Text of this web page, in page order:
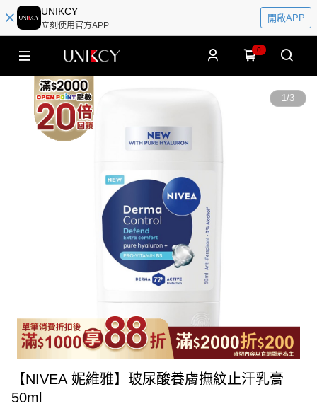
UNIKCY
立刻使用官方APP
開啟APP
0
1/3
【NIVEA 妮維雅】玻尿酸養膚撫紋止汗乳膏
50ml